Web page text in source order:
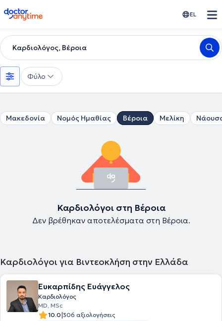
doctoranytime EL
Καρδιολόγος, Βέροια
Φύλο
Μακεδονία Νομός Ημαθίας Βέροια Μελίκη
Καρδιολόγοι στη Βέροια
Δεν βρέθηκαν αποτελέσματα στη Βέροια.
Καρδιολόγοι για Βιντεοκλήση στην Ελλάδα
Ευκαρπίδης Ευάγγελος
Καρδιολόγος
MD, MSc
10.0|306 αξιολογήσεις